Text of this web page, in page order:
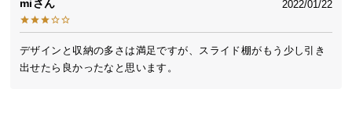
送
料
に
つ
想の空間づくりに役立ちます。
mi 2022/01/22
デザインと収納の多さは満足ですが、スライド棚がもう少し引き
出せたら良かったなと思います。